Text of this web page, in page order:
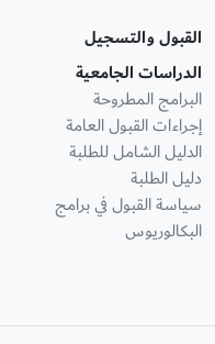
القبول والتسجيل
الدراسات الجامعية
البرامج المطروحة
إجراءات القبول العامة
الدليل الشامل للطلبة
دليل الطلبة
سياسة القبول في برامج
البكالوريوس